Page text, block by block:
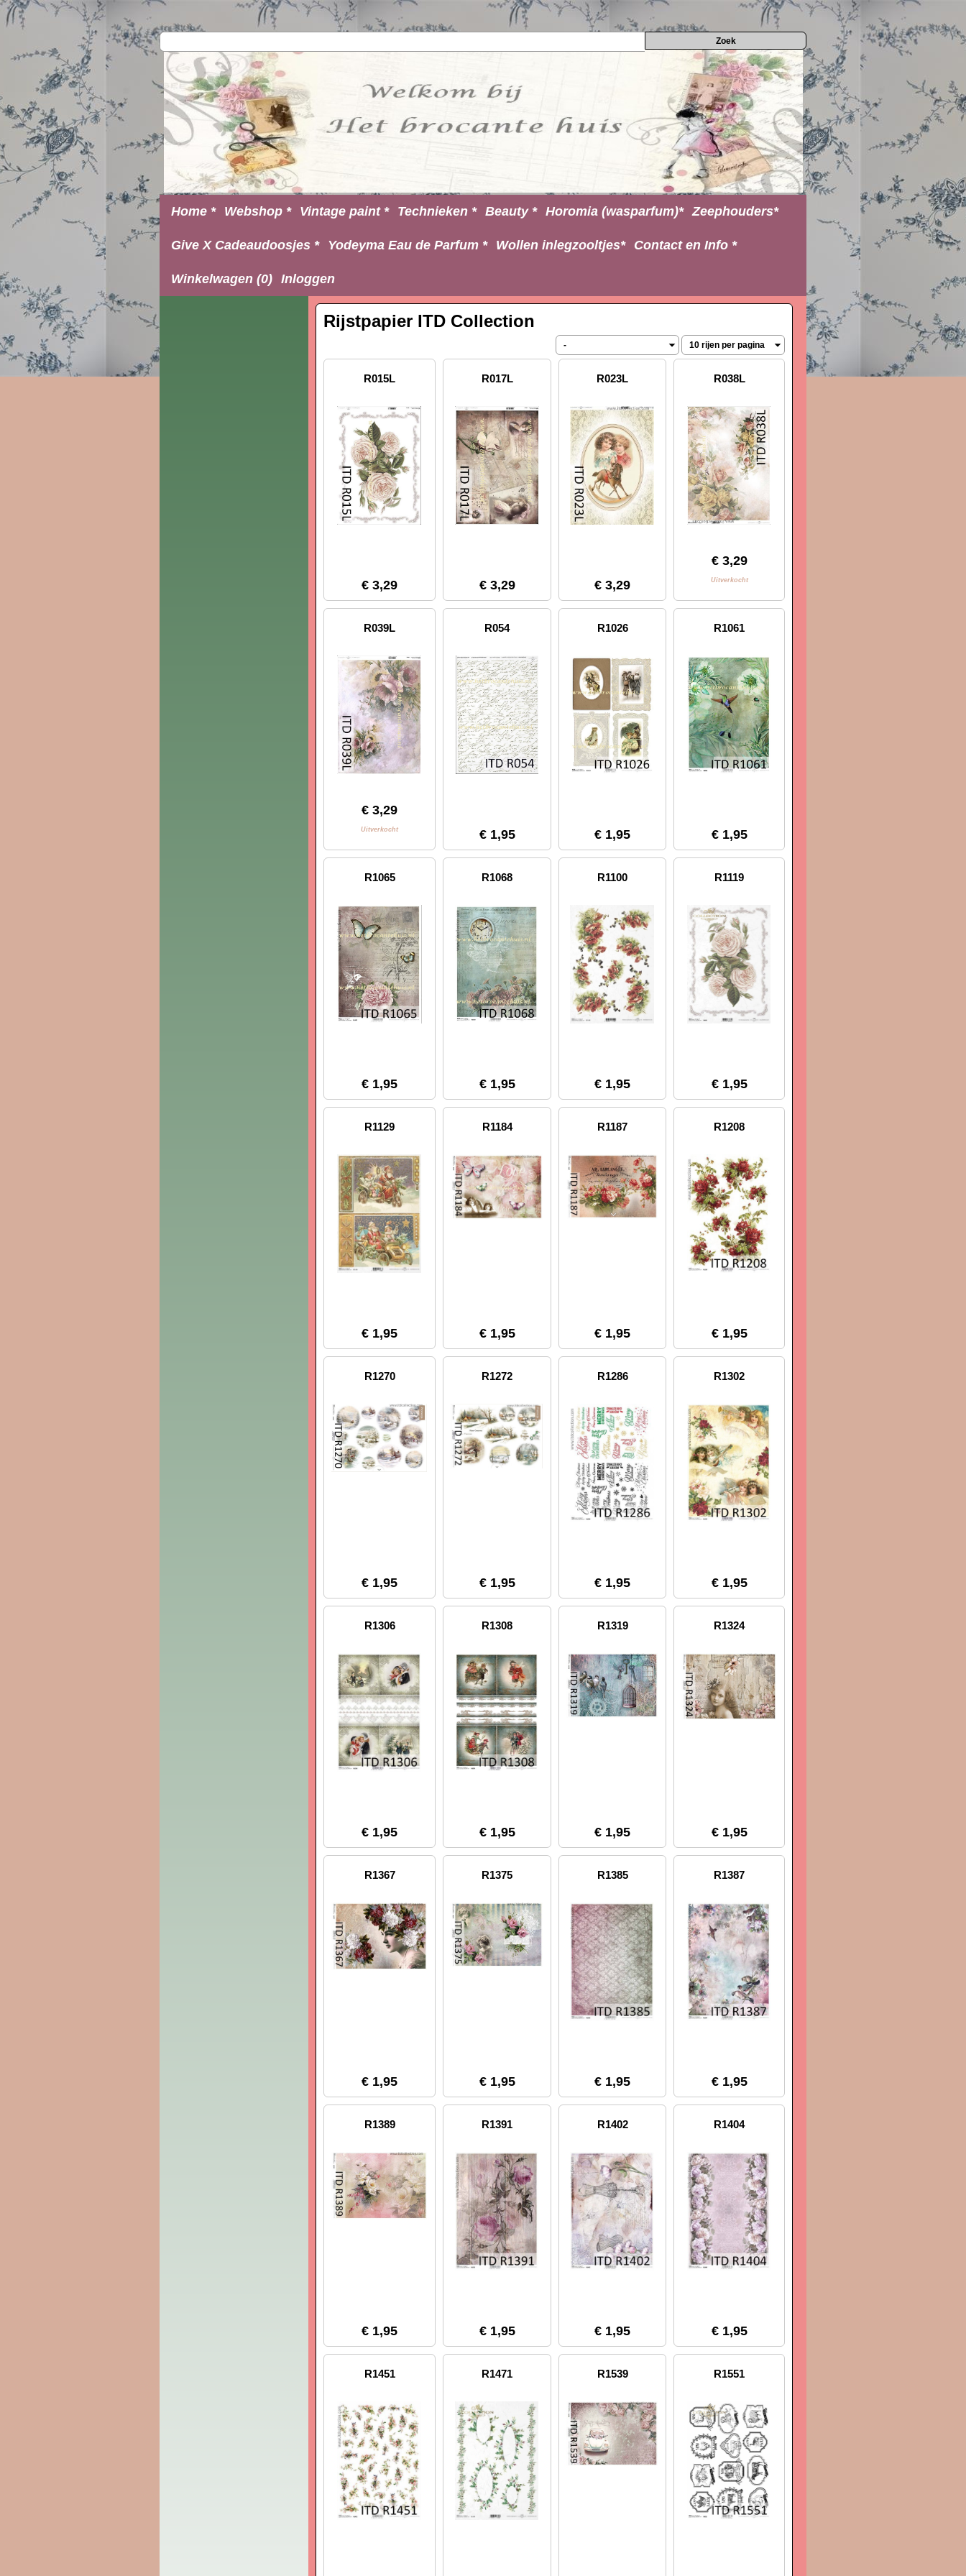
Home * Webshop * Vintage paint * Technieken * Beauty * Horomia (wasparfum)* Zeephouders*
Give X Cadeaudoosjes * Yodeyma Eau de Parfum * Wollen inlegzooltjes* Contact en Info *
Winkelwagen (0) Inloggen
Rijstpapier ITD Collection
R015L
€ 3,29
R017L
€ 3,29
R023L
€ 3,29
R038L
€ 3,29
Uitverkocht
R039L
€ 3,29
Uitverkocht
R054
€ 1,95
R1026
€ 1,95
R1061
€ 1,95
R1065
€ 1,95
R1068
€ 1,95
R1100
€ 1,95
R1119
€ 1,95
R1129
€ 1,95
R1184
€ 1,95
R1187
€ 1,95
R1208
€ 1,95
R1270
€ 1,95
R1272
€ 1,95
R1286
€ 1,95
R1302
€ 1,95
R1306
€ 1,95
R1308
€ 1,95
R1319
€ 1,95
R1324
€ 1,95
R1367
€ 1,95
R1375
€ 1,95
R1385
€ 1,95
R1387
€ 1,95
R1389
€ 1,95
R1391
€ 1,95
R1402
€ 1,95
R1404
€ 1,95
R1451 R1471 R1539 R1551